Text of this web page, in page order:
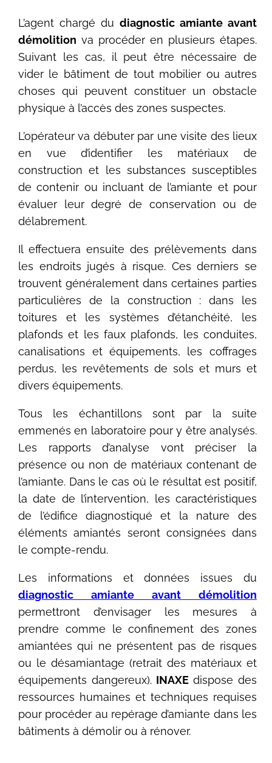
L’agent chargé du diagnostic amiante avant
démolition va procéder en plusieurs étapes.
Suivant les cas, il peut être nécessaire de
vider le bâtiment de tout mobilier ou autres
choses qui peuvent constituer un obstacle
physique à l’accès des zones suspectes.
L’opérateur va débuter par une visite des lieux
en vue d’identifier les matériaux de
construction et les substances susceptibles
de contenir ou incluant de l’amiante et pour
évaluer leur degré de conservation ou de
délabrement.
Il effectuera ensuite des prélèvements dans
les endroits jugés à risque. Ces derniers se
trouvent généralement dans certaines parties
particulières de la construction : dans les
toitures et les systèmes d’étanchéité, les
plafonds et les faux plafonds, les conduites,
canalisations et équipements, les coffrages
perdus, les revêtements de sols et murs et
divers équipements.
Tous les échantillons sont par la suite
emmenés en laboratoire pour y être analysés.
Les rapports d’analyse vont préciser la
présence ou non de matériaux contenant de
l’amiante. Dans le cas où le résultat est positif,
la date de l’intervention, les caractéristiques
de l’édifice diagnostiqué et la nature des
éléments amiantés seront consignées dans
le compte-rendu.
Les informations et données issues du
diagnostic amiante avant démolition
permettront d’envisager les mesures à
prendre comme le confinement des zones
amiantées qui ne présentent pas de risques
ou le désamiantage (retrait des matériaux et
équipements dangereux). INAXE dispose des
ressources humaines et techniques requises
pour procéder au repérage d’amiante dans les
bâtiments à démolir ou à rénover.